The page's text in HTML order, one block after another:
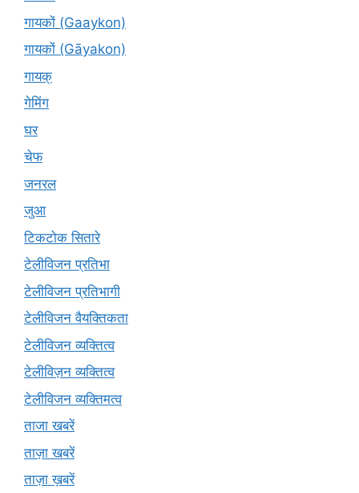
गायकों (Gaaykon)
गायकों (Gāyakon)
गायक्
गेमिंग
घर
चेफ
जनरल
जुआ
टिकटोक सितारे
टेलीविजन प्रतिभा
टेलीविजन प्रतिभागी
टेलीविजन वैयक्तिकता
टेलीविजन व्यक्तित्व
टेलीविज़न व्यक्तित्व
टेलीविजन व्यक्तिमत्व
ताजा खबरें
ताज़ा खबरें
ताज़ा ख़बरें